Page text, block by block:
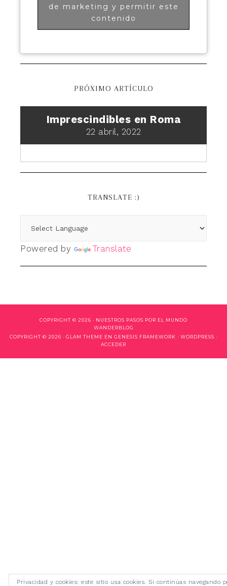
de marketing y permitir este
contenido
PRÓXIMO ARTÍCULO
Imprescindibles en Roma
22 abril, 2022
TRANSLATE :)
Powered by Translate
COPYRIGHT © 2026 · NUESTROS PASOS POR EL MUNDO
WANDERBLOG
COPYRIGHT © 2026 · GLAM THEME EN GENESIS FRAMEWORK · WORDPRESS ·
ACCEDER
Privacidad y cookies: este sitio usa cookies. Si continúas navegando